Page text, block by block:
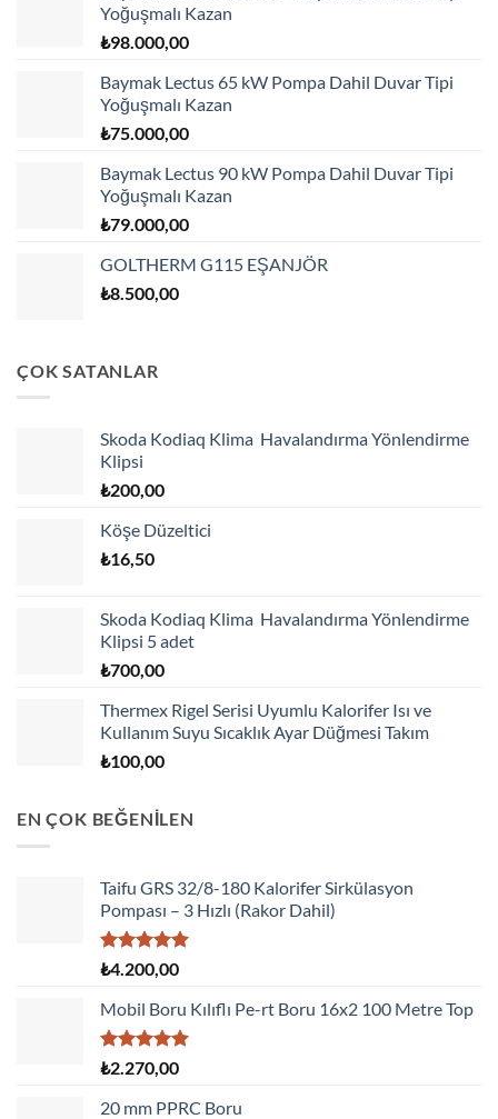
Yoğuşmalı Kazan
₺98.000,00
Baymak Lectus 65 kW Pompa Dahil Duvar Tipi
Yoğuşmalı Kazan
₺75.000,00
Baymak Lectus 90 kW Pompa Dahil Duvar Tipi
Yoğuşmalı Kazan
₺79.000,00
GOLTHERM G115 EŞANJÖR
₺8.500,00
ÇOK SATANLAR
Skoda Kodiaq Klima Havalandırma Yönlendirme
Klipsi
₺200,00
Köşe Düzeltici
₺16,50
Skoda Kodiaq Klima Havalandırma Yönlendirme
Klipsi 5 adet
₺700,00
Thermex Rigel Serisi Uyumlu Kalorifer Isı ve
Kullanım Suyu Sıcaklık Ayar Düğmesi Takım
₺100,00
EN ÇOK BEĞENİLEN
Taifu GRS 32/8-180 Kalorifer Sirkülasyon
Pompası – 3 Hızlı (Rakor Dahil)
5 üzerinden
oy
aldı
₺4.200,00
Mobil Boru Kılıflı Pe-rt Boru 16x2 100 Metre Top
5 üzerinden
oy
aldı
₺2.270,00
20 mm PPRC Boru